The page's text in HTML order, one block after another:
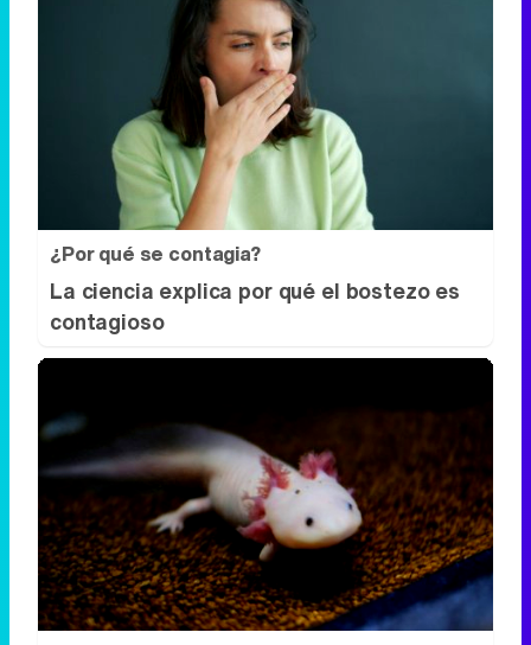
¿Por qué se contagia?
La ciencia explica por qué el bostezo es
contagioso
Parece ciencia ficción
Prepárate para alucinar con estas
criaturas